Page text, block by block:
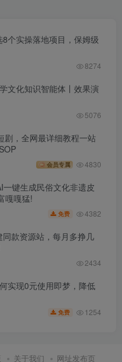
8个实操落地项目，保姆级
8274
文化知识智能体丨效果演
5076
剧，全网最详细教程一站
会员专属 4830
一键生成民俗文化非遗皮
嘎嘎猛!
免费 4382
同款资源站，每月多挣几
2434
实现0元使用即梦，降低
免费 1254
关于我们 网址发布页